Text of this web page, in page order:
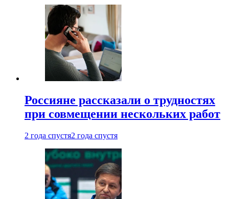
Россияне рассказали о трудностях
при совмещении нескольких работ
2 года спустя2 года спустя